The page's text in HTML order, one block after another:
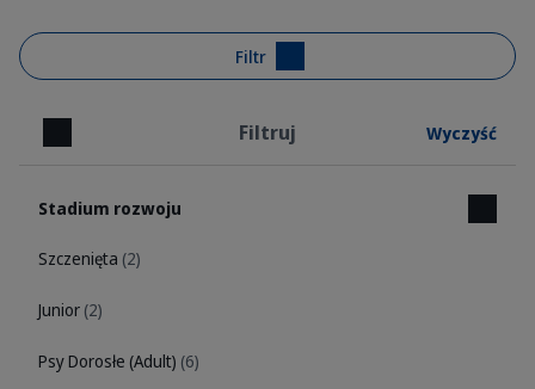
Filtr
Zamknij Filtruj Wyczyść
Stadium rozwoju
Szczenięta (2)
Junior (2)
Psy Dorosłe (Adult) (6)